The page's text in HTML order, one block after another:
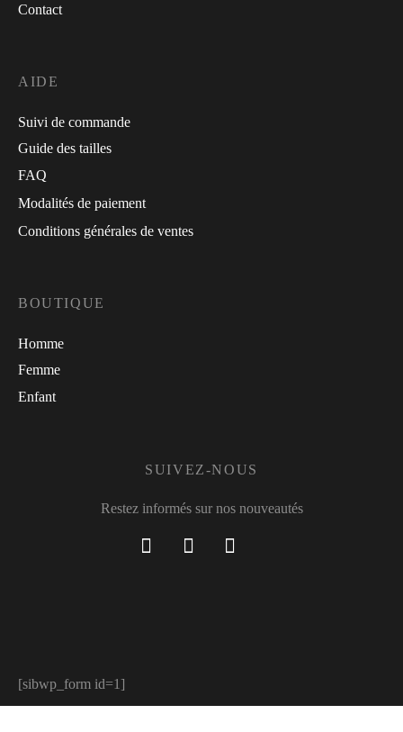
Contact
AIDE
Suivi de commande
Guide des tailles
FAQ
Modalités de paiement
Conditions générales de ventes
BOUTIQUE
Homme
Femme
Enfant
SUIVEZ-NOUS
Restez informés sur nos nouveautés
[sibwp_form id=1]